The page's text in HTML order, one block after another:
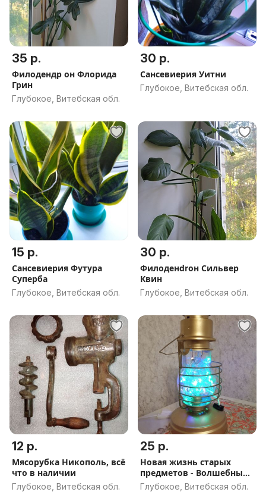
35 р.
Филодендр он Флорида
Грин
Глубокое, Витебская обл.
30 р.
Сансевиерия Уитни
Глубокое, Витебская обл.
15 р.
Сансевиерия Футура
Суперба
Глубокое, Витебская обл.
30 р.
Филоденdrон Сильвер
Квин
Глубокое, Витебская обл.
12 р.
Мясорубка Никополь, всё
что в наличии
Глубокое, Витебская обл.
25 р.
Hовая жизнь старых
предметов - Волшебный
фонарь
Глубокое, Витебская обл.